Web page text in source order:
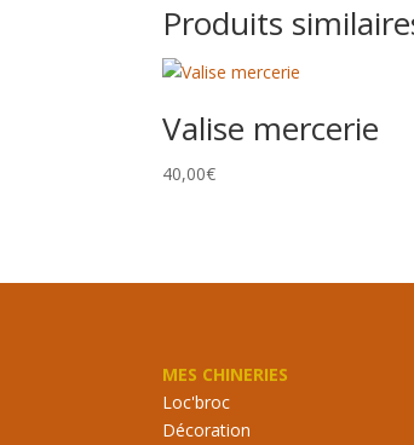
Produits
Valise mercerie
40,00€
MES CHINERIES
Loc'broc
Décoration